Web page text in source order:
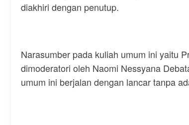
diakhiri dengan penutup.
Narasumber pada kuliah umum ini yaitu
dimoderatori oleh Naomi Nessyana
umum ini berjalan dengan lancar tanpa